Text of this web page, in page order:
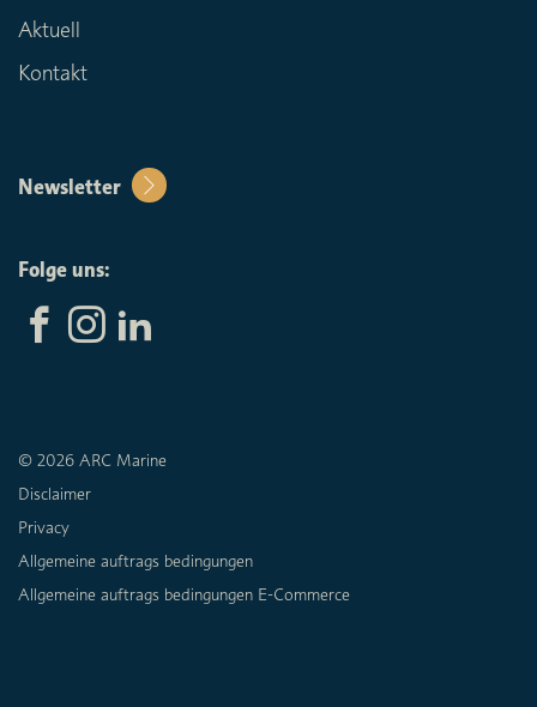
Aktuell
Kontakt
Newsletter
Folge uns:
© 2026 ARC Marine
Disclaimer
Privacy
Allgemeine auftrags bedingungen
Allgemeine auftrags bedingungen E-Commerce